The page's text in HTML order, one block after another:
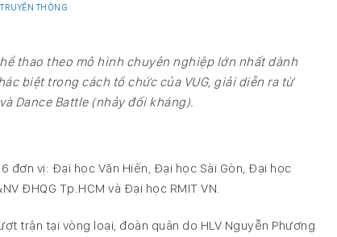
THÔNG
thao theo mô hình chuyên nghiệp lớn nhất dành
biệt trong cách tổ chức của VUG, giải diễn ra từ
Dance Battle (nhảy đối kháng).
đơn vị: Đại học Văn Hiến, Đại học Sài Gòn, Đại học
ĐHQG Tp.HCM và Đại học RMIT VN.
trận tại vòng loại, đoàn quân do HLV Nguyễn Phương